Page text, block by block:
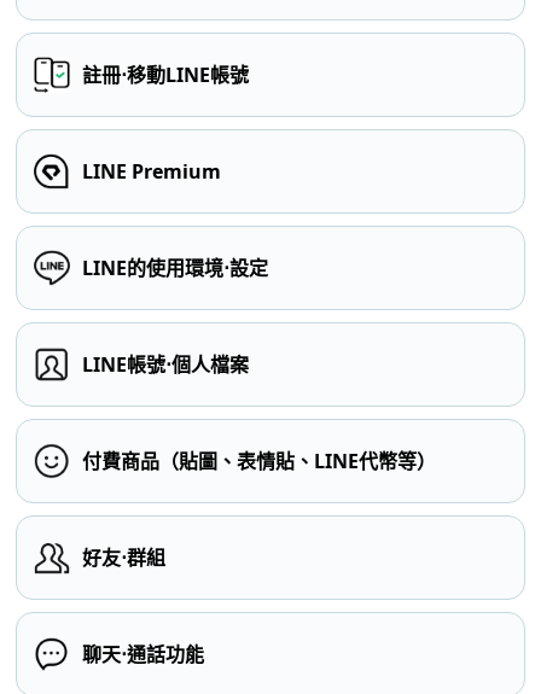
註冊⋅移動LINE帳號
LINE Premium
LINE的使用環境⋅設定
LINE帳號⋅個人檔案
付費商品（貼圖、表情貼、LINE代幣等）
好友⋅群組
聊天⋅通話功能